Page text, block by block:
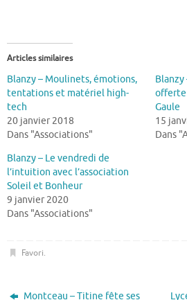
Articles similaires
Blanzy – Moulinets, émotions,
tentations et matériel high-
tech
20 janvier 2018
Dans "Associations"
Blanzy
offerte
Gaule
15
Dans
Blanzy – Le vendredi de
l’intuition avec l’association
Soleil et Bonheur
9 janvier 2020
Dans "Associations"
Favori.
Montceau – Titine fête ses